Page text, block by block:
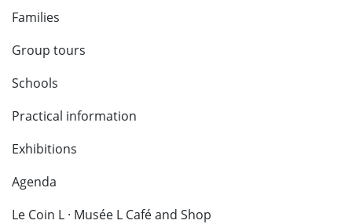
Families
Group tours
Schools
Practical information
Exhibitions
Agenda
Le Coin L · Musée L Café and Shop